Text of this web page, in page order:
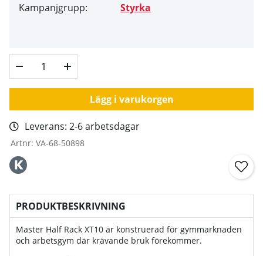
Kampanjgrupp: Styrka
Lägg i varukorgen
Leverans: 2-6 arbetsdagar
Artnr: VA-68-50898
PRODUKTBESKRIVNING
Master Half Rack XT10 är konstruerad för gymmarknaden
och arbetsgym där krävande bruk förekommer.